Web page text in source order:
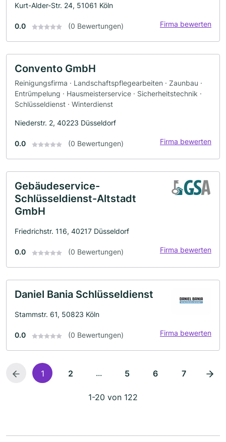
Kurt-Alder-Str. 24, 51061 Köln
0.0 (0 Bewertungen) Firma bewerten
Convento GmbH
Reinigungsfirma · Landschaftspflegearbeiten · Zaunbau ·
Entrümpelung · Hausmeisterservice · Sicherheitstechnik ·
Schlüsseldienst · Winterdienst
Niederstr. 2, 40223 Düsseldorf
0.0 (0 Bewertungen) Firma bewerten
Gebäudeservice-
Schlüsseldienst-Altstadt
GmbH
Friedrichstr. 116, 40217 Düsseldorf
0.0 (0 Bewertungen) Firma bewerten
Daniel Bania Schlüsseldienst
Stammstr. 61, 50823 Köln
0.0 (0 Bewertungen) Firma bewerten
1 2 ... 5 6 7
1-20 von 122